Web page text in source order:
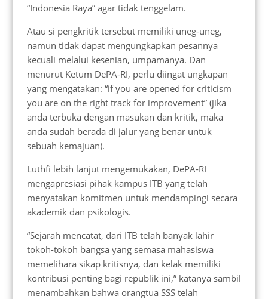
“Indonesia Raya” agar tidak tenggelam.
Atau si pengkritik tersebut memiliki uneg-uneg,
namun tidak dapat mengungkapkan pesannya
kecuali melalui kesenian, umpamanya. Dan
menurut Ketum DePA-RI, perlu diingat ungkapan
yang mengatakan: “if you are opened for criticism
you are on the right track for improvement” (jika
anda terbuka dengan masukan dan kritik, maka
anda sudah berada di jalur yang benar untuk
sebuah kemajuan).
Luthfi lebih lanjut mengemukakan, DePA-RI
mengapresiasi pihak kampus ITB yang telah
menyatakan komitmen untuk mendampingi secara
akademik dan psikologis.
“Sejarah mencatat, dari ITB telah banyak lahir
tokoh-tokoh bangsa yang semasa mahasiswa
memelihara sikap kritisnya, dan kelak memiliki
kontribusi penting bagi republik ini,” katanya sambil
menambahkan bahwa orangtua SSS telah